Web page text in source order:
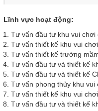
Lĩnh vực hoạt động:
Tư vấn đầu tư khu vui chơi
Tư vấn thiết kế khu vui
Tư vấn thiết kế trường
Tư vấn đầu tư và thiết kế
Tư vấn đầu tư và thiết kế
Tư vấn phong thủy khu vui
Tư vấn thiết kế khu vui
Tư vấn đầu tư và thiết kế